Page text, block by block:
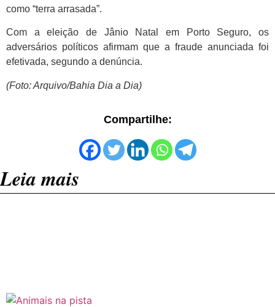
como “terra arrasada”.
Com a eleição de Jânio Natal em Porto Seguro, os
adversários políticos afirmam que a fraude anunciada foi
efetivada, segundo a denúncia.
(Foto: Arquivo/Bahia Dia a Dia)
Compartilhe:
Leia mais